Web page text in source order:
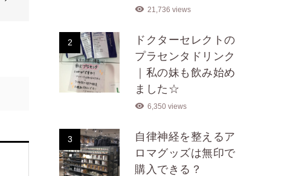
21,736 views
2
ドクターセレクトの
プラセンタドリンク
｜私の妹も飲み始め
ました☆
6,350 views
3
自律神経を整えるア
ロマグッズは無印で
購入できる？